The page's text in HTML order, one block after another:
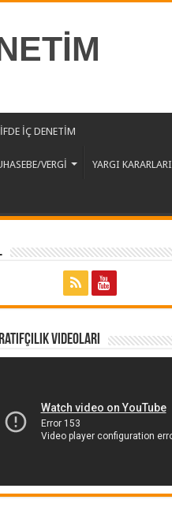
İÇ DENETİM
VERGİ YARGI KARARLARI
Videoları